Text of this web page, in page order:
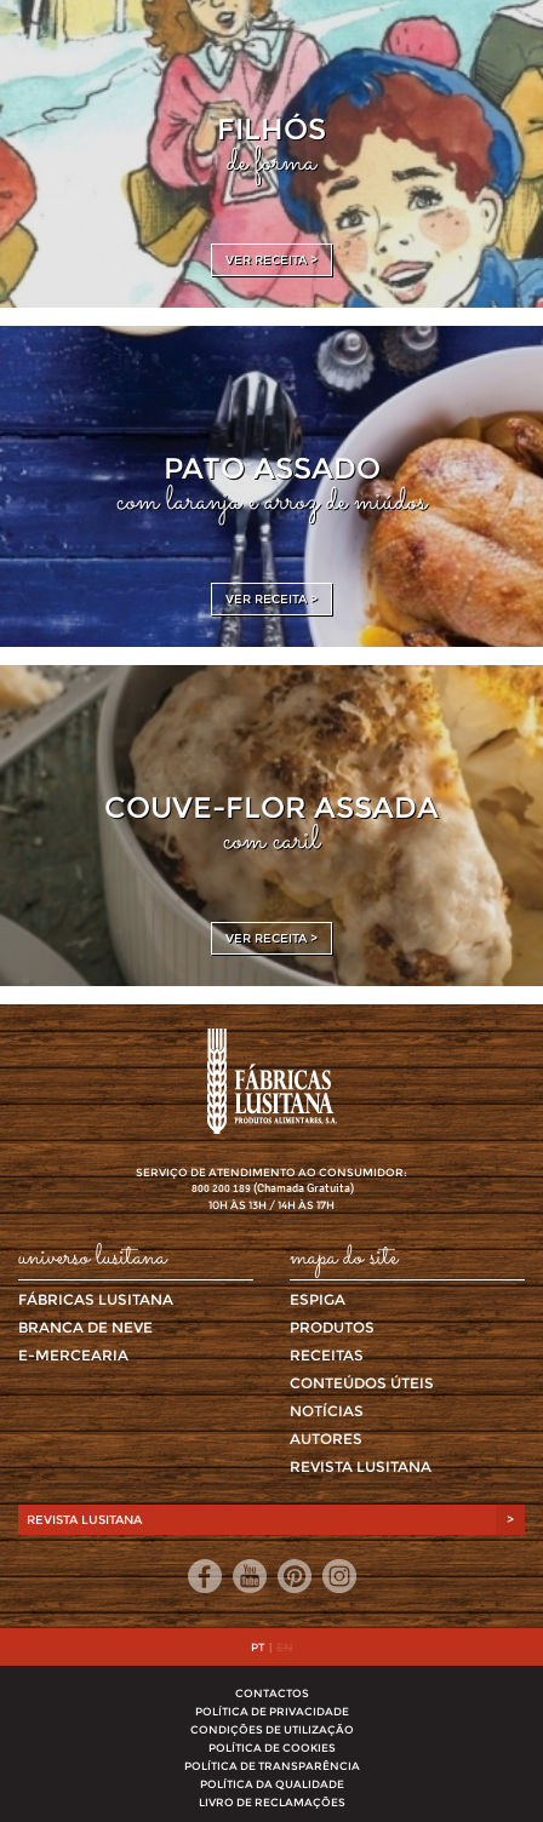
FILHÓS
de forma
VER RECEITA >
PATO ASSADO
com laranja e arroz de miúdos
VER RECEITA >
COUVE-FLOR ASSADA
com caril
VER RECEITA >
SERVIÇO DE ATENDIMENTO AO CONSUMIDOR:
800 200 189(Chamada Gratuita)
10H ÀS 13H / 14H ÀS 17H
universo lusitana
FÁBRICAS LUSITANA
BRANCA DE NEVE
E-MERCEARIA
mapa do site
ESPIGA
PRODUTOS
RECEITAS
CONTEÚDOS ÚTEIS
NOTÍCIAS
AUTORES
REVISTA LUSITANA
REVISTA LUSITANA >
PT | EN
CONTACTOS
POLÍTICA DE PRIVACIDADE
CONDIÇÕES DE UTILIZAÇÃO
POLÍTICA DE COOKIES
POLÍTICA DE TRANSPARÊNCIA
POLÍTICA DA QUALIDADE
LIVRO DE RECLAMAÇÕES